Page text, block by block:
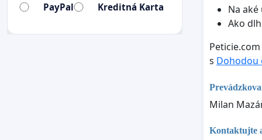
Na aké
Ako
s Dohodou
Milan
Kontaktujte
PayPal Kreditná Karta